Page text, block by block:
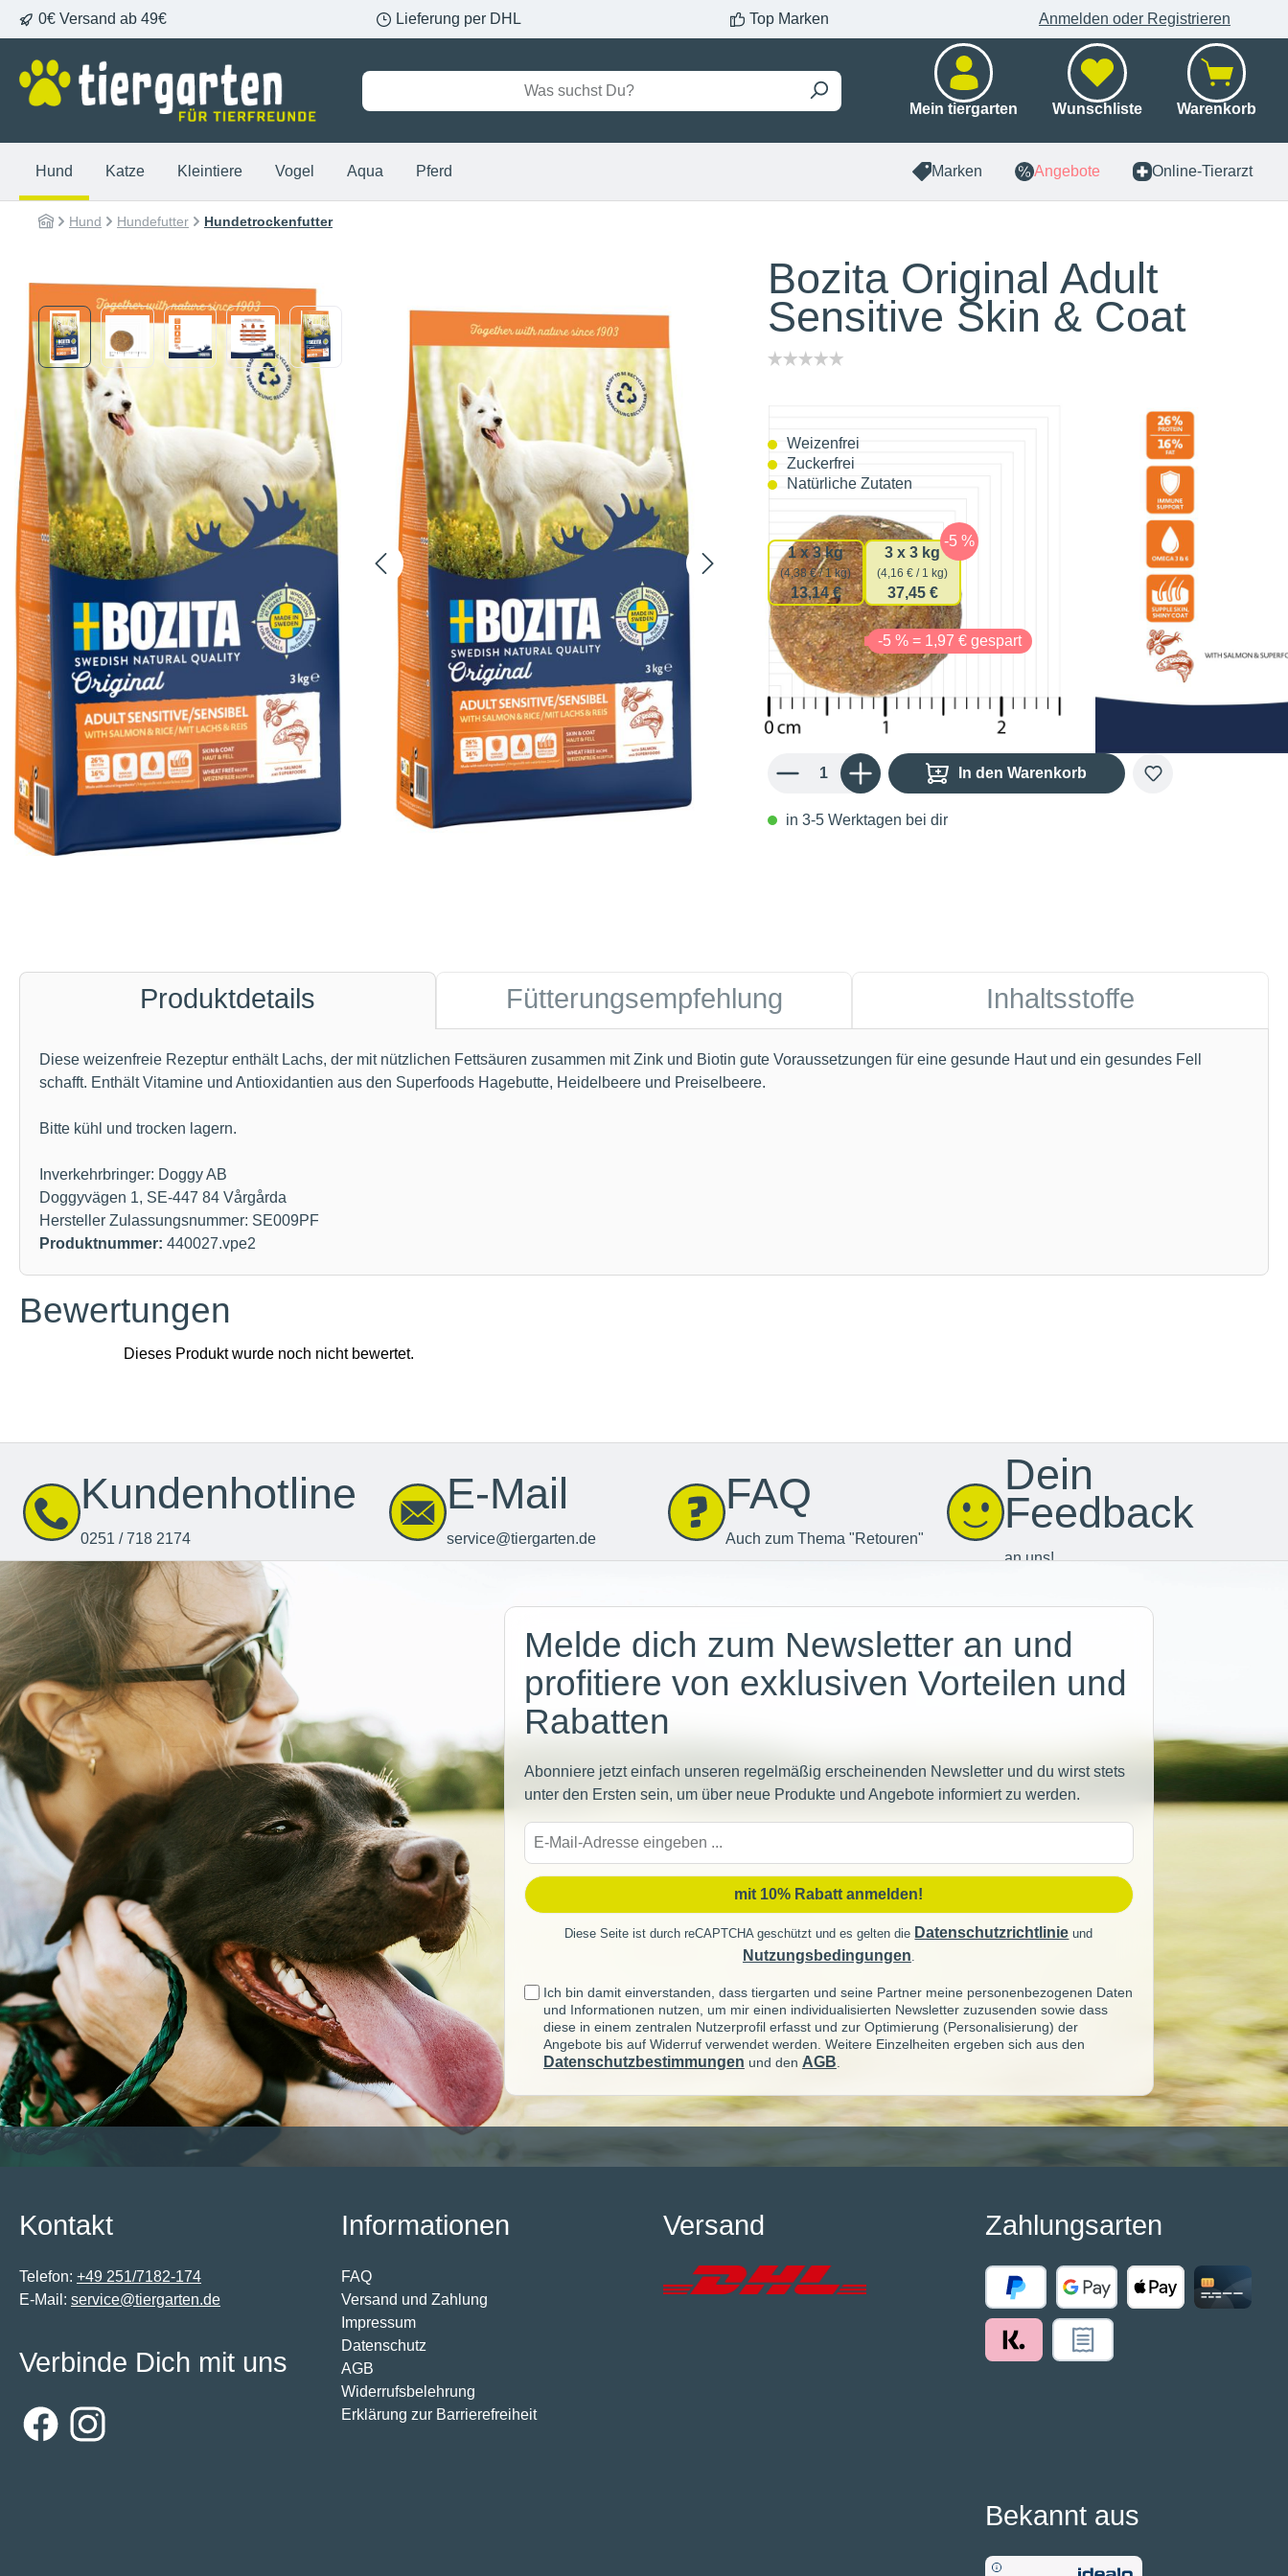
Zur Hauptnavigation springen
0€ Versand ab 49€ Lieferung per DHL Top Marken Anmelden oder Registrieren
Mein tiergarten Wunschliste Warenkorb
Hund Katze Kleintiere Vogel Aqua Pferd Marken Angebote Online-Tierarzt
Hund Hundefutter Hundetrockenfutter
Bildergalerie überspringen
Bozita Original Adult
Sensitive Skin & Coat
Weizenfrei
Zuckerfrei
Natürliche Zutaten
Verpackungsmenge auswählen
1 x 3 kg
(4,38 € / 1 kg)
13,14 €
3 x 3 kg
(4,16 € / 1 kg)
37,45 €
37,45 € -5 % = 1,97 € gespart
4,16 € / 1 kg
inkl. MwSt.
Produkt Anzahl: Gib den gewünschten Wert ein oder benutze die Schaltflächen um die Anzahl zu
In den Warenkorb
in 3-5 Werktagen bei dir
Produktdetails Fütterungsempfehlung Inhaltsstoffe
Diese weizenfreie Rezeptur enthält Lachs, der mit nützlichen Fettsäuren zusammen mit Zink und Biotin gute Voraussetzungen für eine gesunde Haut und ein gesundes Fell
schafft. Enthält Vitamine und Antioxidantien aus den Superfoods Hagebutte, Heidelbeere und Preiselbeere.
Bitte kühl und trocken lagern.
Inverkehrbringer: Doggy AB
Doggyvägen 1, SE-447 84 Vårgårda
Hersteller Zulassungsnummer: SE009PF
Produktnummer: 440027.vpe2
Bewertungen
Kundenhotline
0251 / 718 2174
E-Mail
service@tiergarten.de
FAQ
Auch zum Thema "Retouren"
Dein
Feedback
an uns!
Melde dich zum Newsletter an und
profitiere von exklusiven Vorteilen und
Rabatten
Abonniere jetzt einfach unseren regelmäßig erscheinenden Newsletter und du wirst stets
unter den Ersten sein, um über neue Produkte und Angebote informiert zu werden.
Adresse
mit 10% Rabatt anmelden!
Diese Seite ist durch reCAPTCHA geschützt und es gelten die Datenschutzrichtlinie und
Nutzungsbedingungen.
Ich bin damit einverstanden, dass tiergarten und seine Partner meine personenbezogenen Daten
und Informationen nutzen, um mir einen individualisierten Newsletter zuzusenden sowie dass
diese in einem zentralen Nutzerprofil erfasst und zur Optimierung (Personalisierung) der
Angebote bis auf Widerruf verwendet werden. Weitere Einzelheiten ergeben sich aus den
Datenschutzbestimmungen und den AGB
Kontakt
Telefon: +49 251/7182-174
E-Mail: service@tiergarten.de
Informationen
FAQ
Versand und Zahlung
Impressum
Datenschutz
AGB
Widerrufsbelehrung
Erklärung zur Barrierefreiheit
Versand Zahlungsarten
Verbinde Dich mit uns
FacebookInstagram
Bekannt aus